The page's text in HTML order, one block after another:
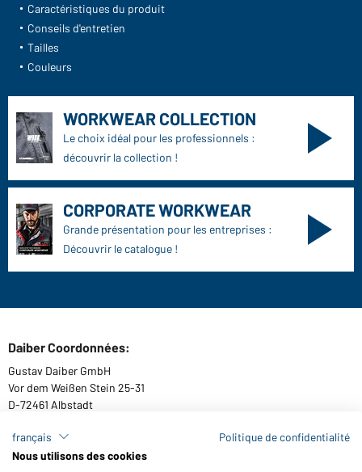
Caractéristiques du produit
Conseils d'entretien
Tailles
Couleurs
WORKWEAR COLLECTION
Le choix idéal pour les professionnels :
découvrir la collection !
CORPORATE WORKWEAR
Grande présentation pour les entreprises :
Découvrir le catalogue !
Daiber Coordonnées:
Gustav Daiber GmbH
Vor dem Weißen Stein 25-31
D-72461 Albstadt
français
Politique de confidentialité
Nous utilisons des cookies